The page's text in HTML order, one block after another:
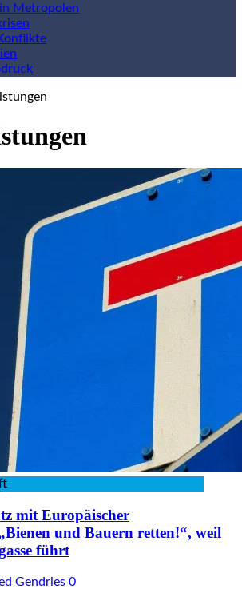
Metropolen
mit Europäischer
und Bauern retten!“, weil
führt
Gendries 0